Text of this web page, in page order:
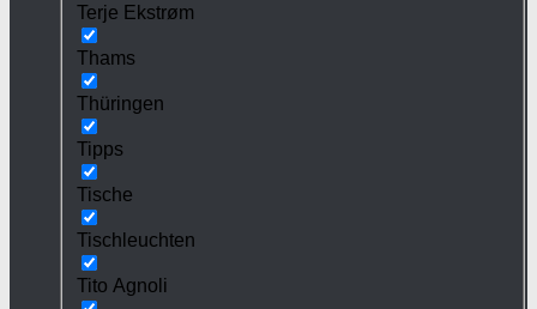
Terje Ekstrøm
Thams
Thüringen
Tipps
Tische
Tischleuchten
Tito Agnoli